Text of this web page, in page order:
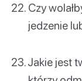
Czy
jedzenie
Jakie jest